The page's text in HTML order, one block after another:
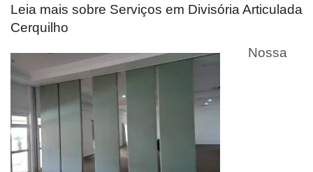
Leia mais sobre Serviços em Divisória Articulada
Cerquilho
Nossa